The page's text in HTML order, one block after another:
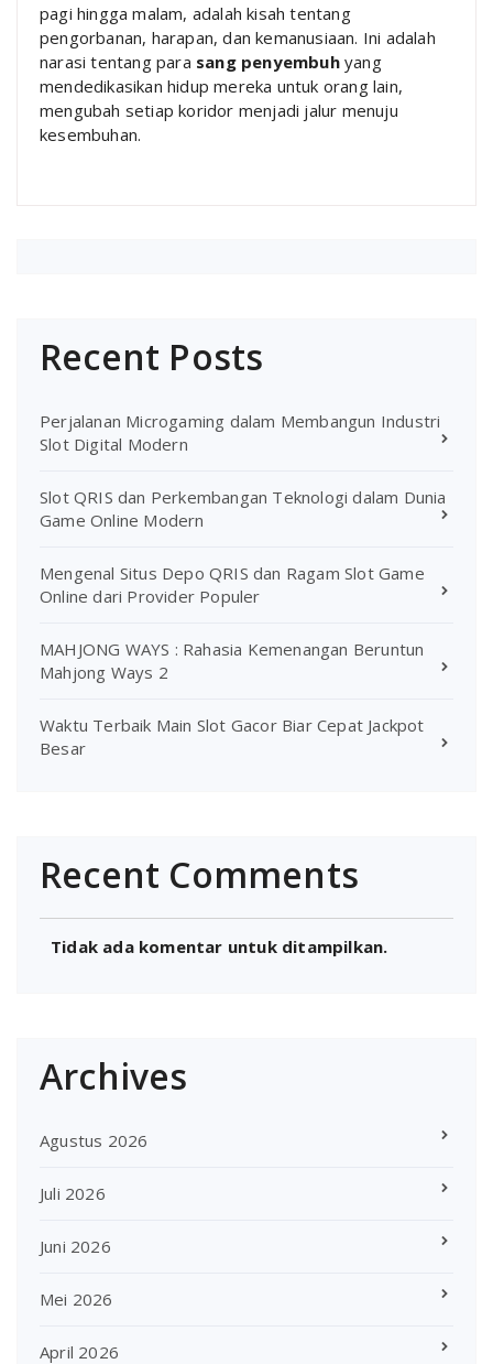
pagi hingga malam, adalah kisah tentang
pengorbanan, harapan, dan kemanusiaan. Ini adalah
narasi tentang para sang penyembuhyang
mendedikasikan hidup mereka untuk orang lain,
mengubah setiap koridor menjadi jalur menuju
kesembuhan.
Recent Posts
Perjalanan Microgaming dalam Membangun Industri
Slot Digital Modern
Slot QRIS dan Perkembangan Teknologi dalam Dunia
Game Online Modern
Mengenal Situs Depo QRIS dan Ragam Slot Game
Online dari Provider Populer
MAHJONG WAYS : Rahasia Kemenangan Beruntun
Mahjong Ways 2
Waktu Terbaik Main Slot Gacor Biar Cepat Jackpot
Besar
Recent Comments
Tidak ada komentar untuk ditampilkan.
Archives
Agustus 2026
Juli 2026
Juni 2026
Mei 2026
April 2026